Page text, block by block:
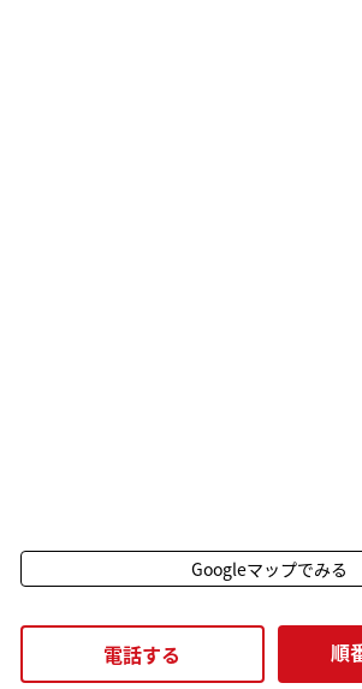
Googleマップでみる
電話する 順